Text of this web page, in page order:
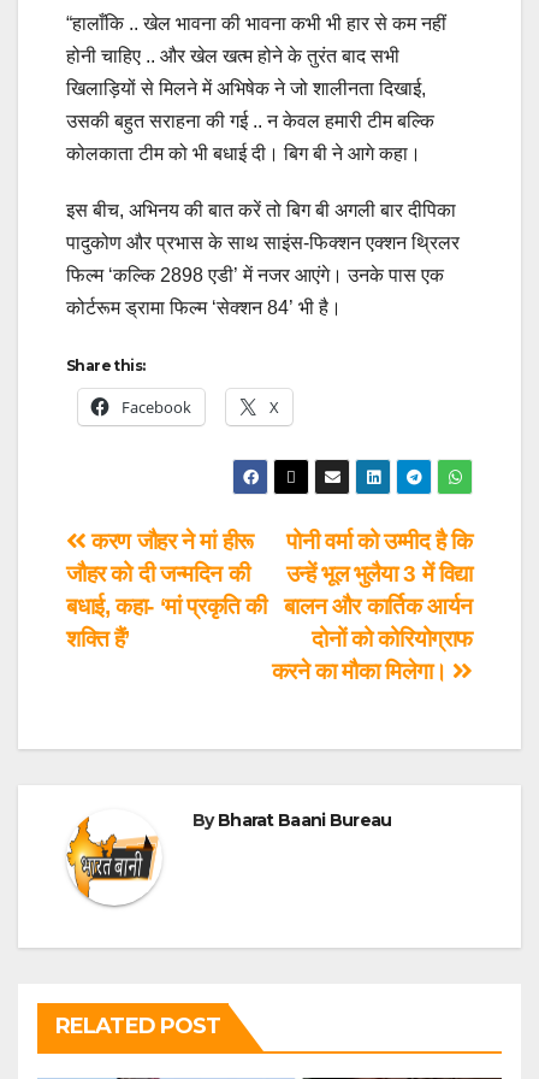
“हालाँकि .. खेल भावना की भावना कभी भी हार से कम नहीं
होनी चाहिए .. और खेल खत्म होने के तुरंत बाद सभी
खिलाड़ियों से मिलने में अभिषेक ने जो शालीनता दिखाई,
उसकी बहुत सराहना की गई .. न केवल हमारी टीम बल्कि
कोलकाता टीम को भी बधाई दी। बिग बी ने आगे कहा।
इस बीच, अभिनय की बात करें तो बिग बी अगली बार दीपिका
पादुकोण और प्रभास के साथ साइंस-फिक्शन एक्शन थ्रिलर
फिल्म ‘कल्कि 2898 एडी’ में नजर आएंगे। उनके पास एक
कोर्टरूम ड्रामा फिल्म ‘सेक्शन 84’ भी है।
Share this:
Facebook X
पोनी वर्मा को उम्मीद है कि
उन्हें भूल भुलैया 3 में विद्या
बालन और कार्तिक आर्यन
दोनों को कोरियोग्राफ
करने का मौका मिलेगा।
करण जौहर ने मां हीरू
जौहर को दी जन्मदिन की
बधाई, कहा- ‘मां प्रकृति की
शक्ति हैं’
ByBharat Baani Bureau
RELATED POST